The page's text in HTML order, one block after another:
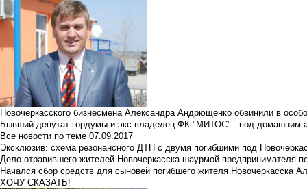
Новочеркасского бизнесмена Александра Андрющенко обвинили в
Бывший депутат гордумы и экс-владелец ФК "МИТОС" - под домашним
Все новости по теме 07.09.2017
Эксклюзив: схема резонансного ДТП с двумя погибшими под
Дело отравившего жителей Новочеркасска шаурмой предпринимателя
Начался сбор средств для сыновей погибшего жителя Новочеркасска
ХОЧУ СКАЗАТЬ!